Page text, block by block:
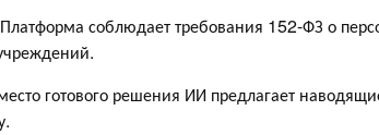
соблюдает требования 152-ФЗ о
готового решения ИИ предлагает